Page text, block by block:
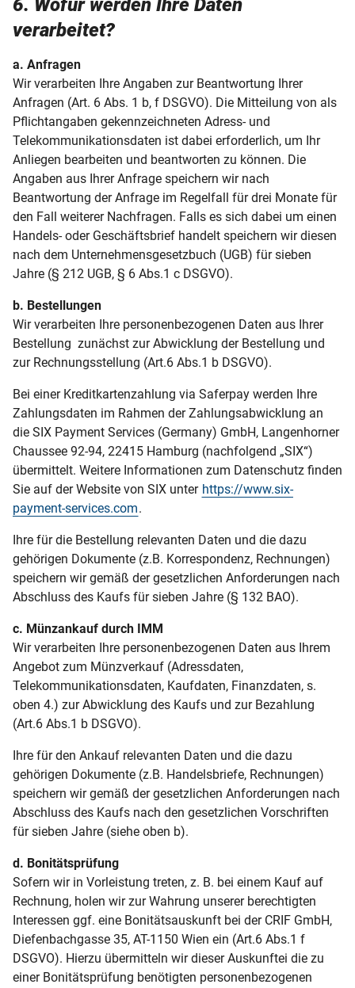
6. Wofür werden Ihre Daten
verarbeitet?
a. Anfragen
Wir verarbeiten Ihre Angaben zur Beantwortung Ihrer
Anfragen (Art. 6 Abs. 1 b, f DSGVO). Die Mitteilung von als
Pflichtangaben gekennzeichneten Adress- und
Telekommunikationsdaten ist dabei erforderlich, um Ihr
Anliegen bearbeiten und beantworten zu können. Die
Angaben aus Ihrer Anfrage speichern wir nach
Beantwortung der Anfrage im Regelfall für drei Monate für
den Fall weiterer Nachfragen. Falls es sich dabei um einen
Handels- oder Geschäftsbrief handelt speichern wir diesen
nach dem Unternehmensgesetzbuch (UGB) für sieben
Jahre (§ 212 UGB, § 6 Abs.1 c DSGVO).
b. Bestellungen
Wir verarbeiten Ihre personenbezogenen Daten aus Ihrer
Bestellung zunächst zur Abwicklung der Bestellung und
zur Rechnungsstellung (Art.6 Abs.1 b DSGVO).
Bei einer Kreditkartenzahlung via Saferpay werden Ihre
Zahlungsdaten im Rahmen der Zahlungsabwicklung an
die SIX Payment Services (Germany) GmbH, Langenhorner
Chaussee 92-94, 22415 Hamburg (nachfolgend „SIX“)
übermittelt. Weitere Informationen zum Datenschutz finden
Sie auf der Website von SIX unter https://www.six-
payment-services.com.
Ihre für die Bestellung relevanten Daten und die dazu
gehörigen Dokumente (z.B. Korrespondenz, Rechnungen)
speichern wir gemäß der gesetzlichen Anforderungen nach
Abschluss des Kaufs für sieben Jahre (§ 132 BAO).
c. Münzankauf durch IMM
Wir verarbeiten Ihre personenbezogenen Daten aus Ihrem
Angebot zum Münzverkauf (Adressdaten,
Telekommunikationsdaten, Kaufdaten, Finanzdaten, s.
oben 4.) zur Abwicklung des Kaufs und zur Bezahlung
(Art.6 Abs.1 b DSGVO).
Ihre für den Ankauf relevanten Daten und die dazu
gehörigen Dokumente (z.B. Handelsbriefe, Rechnungen)
speichern wir gemäß der gesetzlichen Anforderungen nach
Abschluss des Kaufs nach den gesetzlichen Vorschriften
für sieben Jahre (siehe oben b).
d. Bonitätsprüfung
Sofern wir in Vorleistung treten, z. B. bei einem Kauf auf
Rechnung, holen wir zur Wahrung unserer berechtigten
Interessen ggf. eine Bonitätsauskunft bei der CRIF GmbH,
Diefenbachgasse 35, AT-1150 Wien ein (Art.6 Abs.1 f
DSGVO). Hierzu übermitteln wir dieser Auskunftei die zu
einer Bonitätsprüfung benötigten personenbezogenen